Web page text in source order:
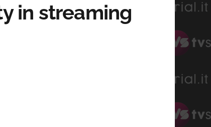
in streaming